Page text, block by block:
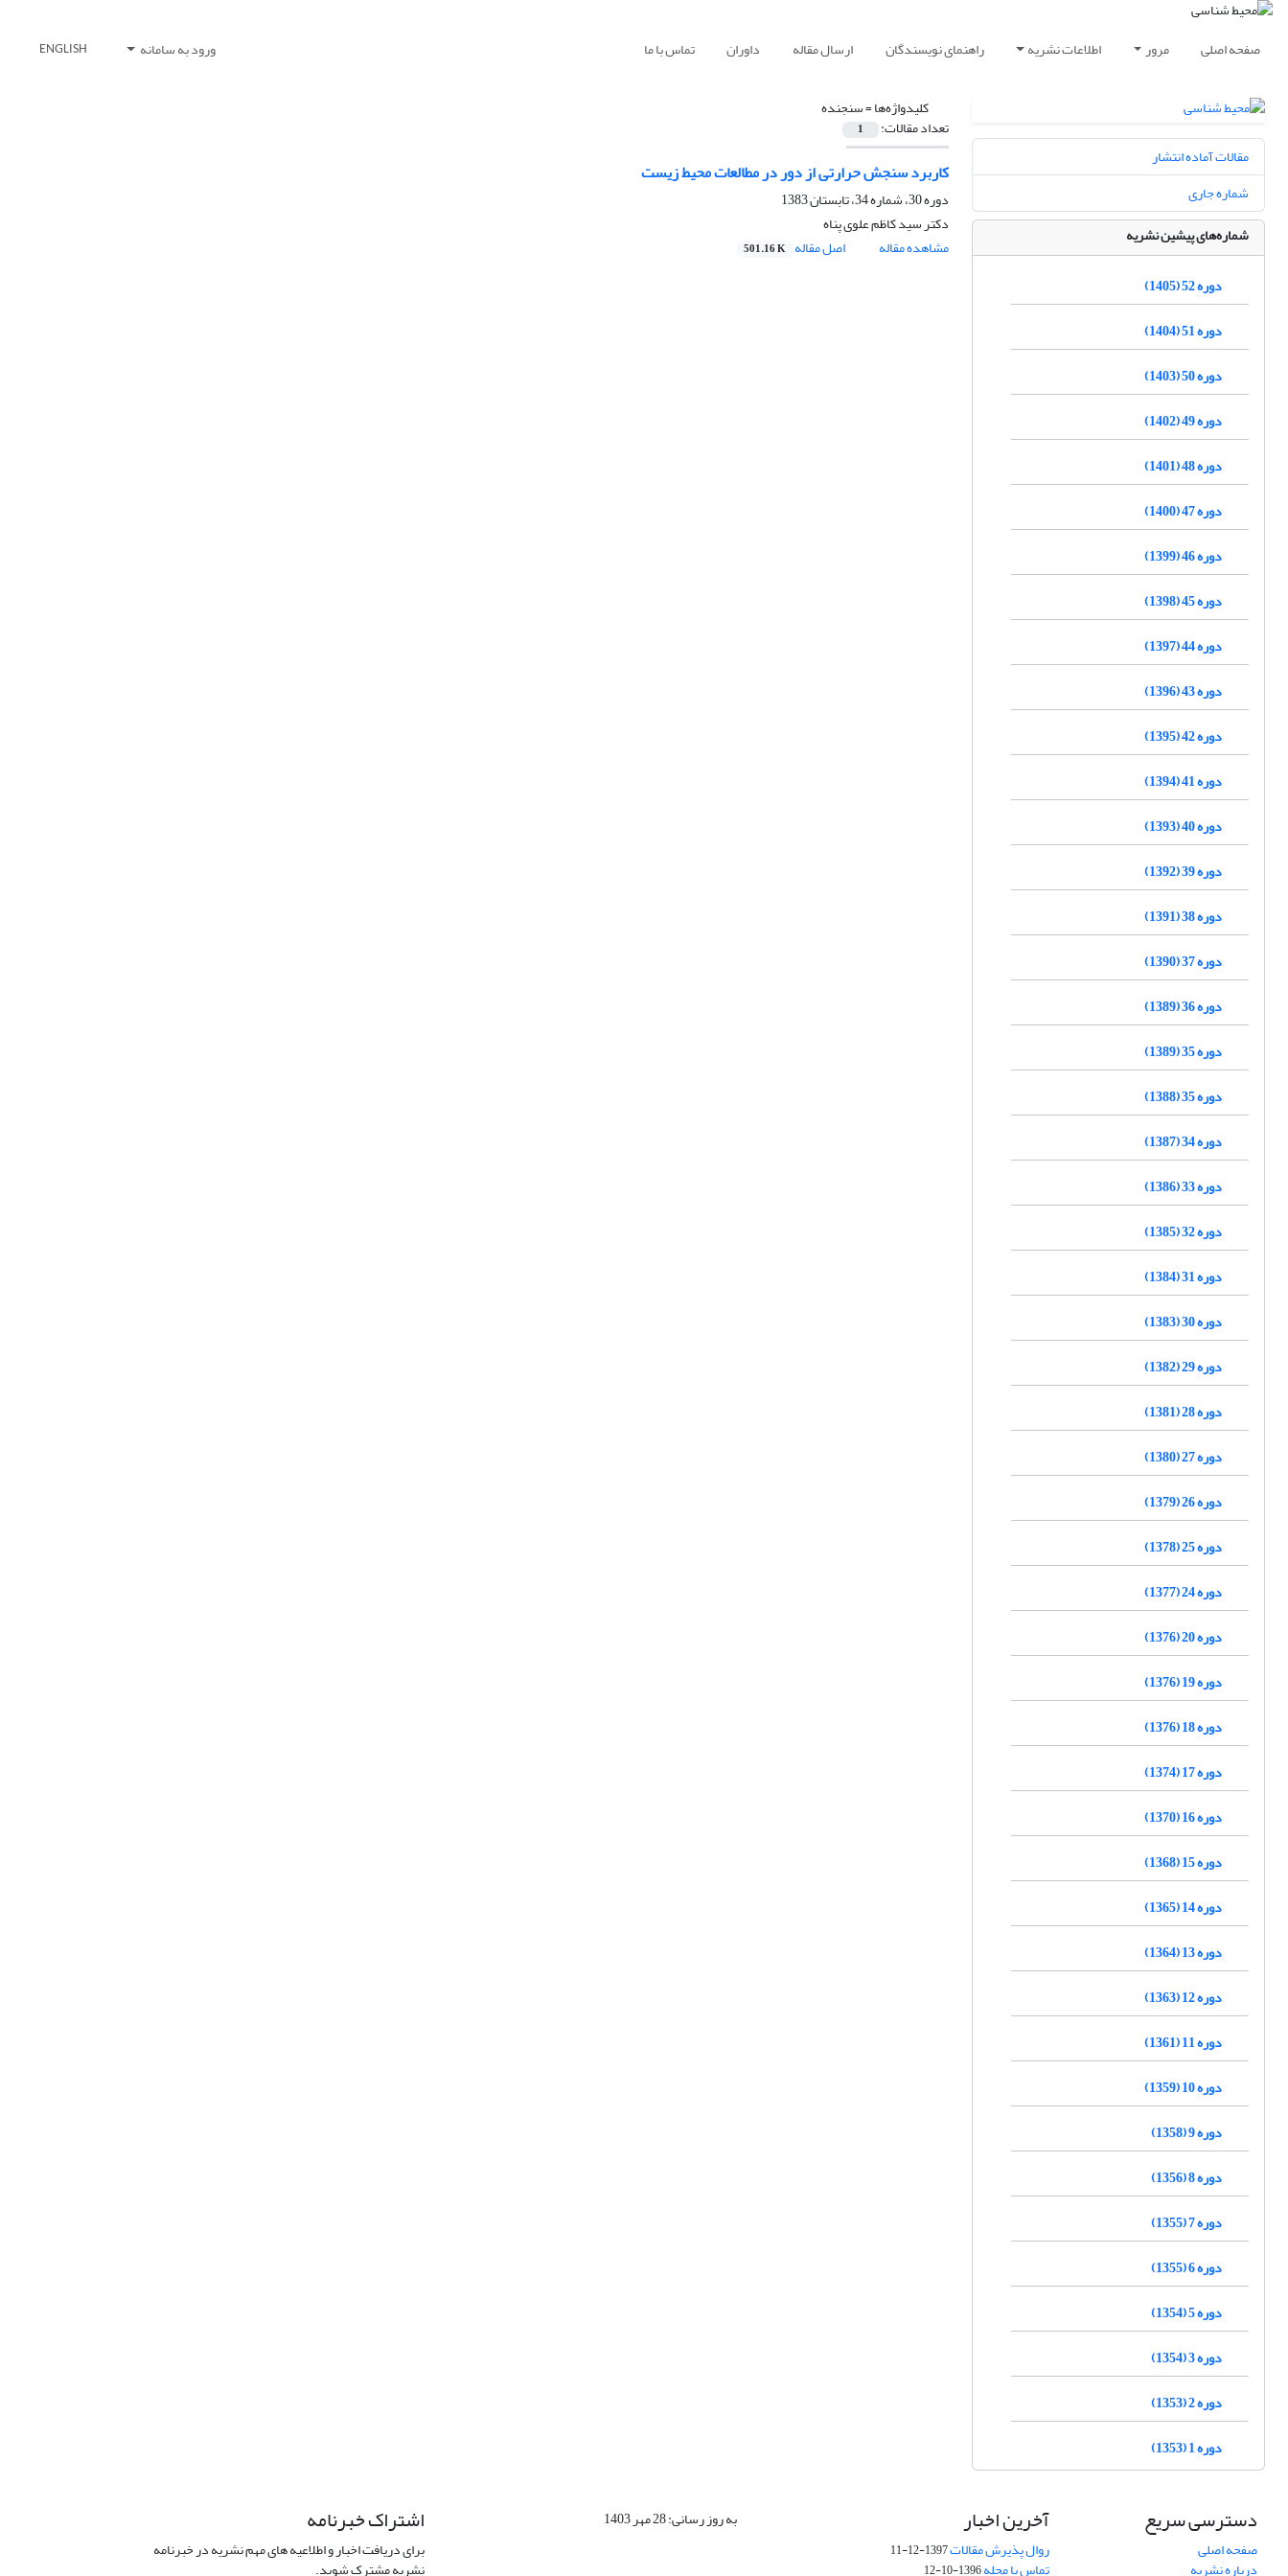
صفحه اصلی مرور اطلاعات نشریه راهنمای نویسندگان ارسال مقاله داوران تماس با ما ورود به سامانه ENGLISH
کلیدواژه‌ها =سنجنده
تعداد مقالات: 1
کاربرد سنجش حرارتی از دور در مطالعات محیط زیست
دوره 30، شماره 34، تابستان 1383
دکتر سید کاظم علوی پناه
مشاهده مقاله
اصل مقاله 501.16 K
مقالات آماده انتشار
شماره جاری
شماره‌های پیشین نشریه
دوره 52 (1405)
دوره 51 (1404)
دوره 50 (1403)
دوره 49 (1402)
دوره 48 (1401)
دوره 47 (1400)
دوره 46 (1399)
دوره 45 (1398)
دوره 44 (1397)
دوره 43 (1396)
دوره 42 (1395)
دوره 41 (1394)
دوره 40 (1393)
دوره 39 (1392)
دوره 38 (1391)
دوره 37 (1390)
دوره 36 (1389)
دوره 35 (1389)
دوره 35 (1388)
دوره 34 (1387)
دوره 33 (1386)
دوره 32 (1385)
دوره 31 (1384)
دوره 30 (1383)
دوره 29 (1382)
دوره 28 (1381)
دوره 27 (1380)
دوره 26 (1379)
دوره 25 (1378)
دوره 24 (1377)
دوره 20 (1376)
دوره 19 (1376)
دوره 18 (1376)
دوره 17 (1374)
دوره 16 (1370)
دوره 15 (1368)
دوره 14 (1365)
دوره 13 (1364)
دوره 12 (1363)
دوره 11 (1361)
دوره 10 (1359)
دوره 9 (1358)
دوره 8 (1356)
دوره 7 (1355)
دوره 6 (1355)
دوره 5 (1354)
دوره 3 (1354)
دوره 2 (1353)
دوره 1 (1353)
دسترسی سریع
صفحه اصلی
درباره نشریه
آخرین اخبار
روال پذیرش مقالات1397-12-11
تماس با مجله1396-10-12
به روز رسانی: 28 مهر 1403 اشتراک خبرنامه
برای دریافت اخبار و اطلاعیه های مهم نشریه در خبرنامه
نشریه مشترک شوید.